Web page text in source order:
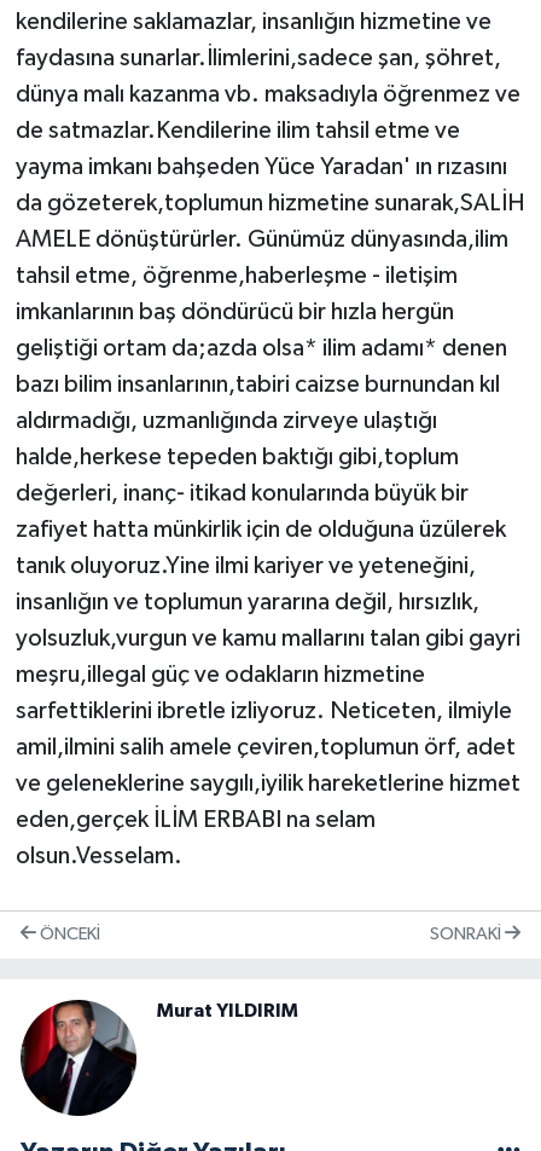
kendilerine saklamazlar, insanlığın hizmetine ve
faydasına sunarlar.İlimlerini,sadece şan, şöhret,
dünya malı kazanma vb. maksadıyla öğrenmez ve
de satmazlar.Kendilerine ilim tahsil etme ve
yayma imkanı bahşeden Yüce Yaradan' ın rızasını
da gözeterek,toplumun hizmetine sunarak,SALİH
AMELE dönüştürürler. Günümüz dünyasında,ilim
tahsil etme, öğrenme,haberleşme - iletişim
imkanlarının baş döndürücü bir hızla hergün
geliştiği ortam da;azda olsa* ilim adamı* denen
bazı bilim insanlarının,tabiri caizse burnundan kıl
aldırmadığı, uzmanlığında zirveye ulaştığı
halde,herkese tepeden baktığı gibi,toplum
değerleri, inanç- itikad konularında büyük bir
zafiyet hatta münkirlik için de olduğuna üzülerek
tanık oluyoruz.Yine ilmi kariyer ve yeteneğini,
insanlığın ve toplumun yararına değil, hırsızlık,
yolsuzluk,vurgun ve kamu mallarını talan gibi gayri
meşru,illegal güç ve odakların hizmetine
sarfettiklerini ibretle izliyoruz. Neticeten, ilmiyle
amil,ilmini salih amele çeviren,toplumun örf, adet
ve geleneklerine saygılı,iyilik hareketlerine hizmet
eden,gerçek İLİM ERBABI na selam
olsun.Vesselam.
ÖNCEKI SONRAKI
Murat YILDIRIM